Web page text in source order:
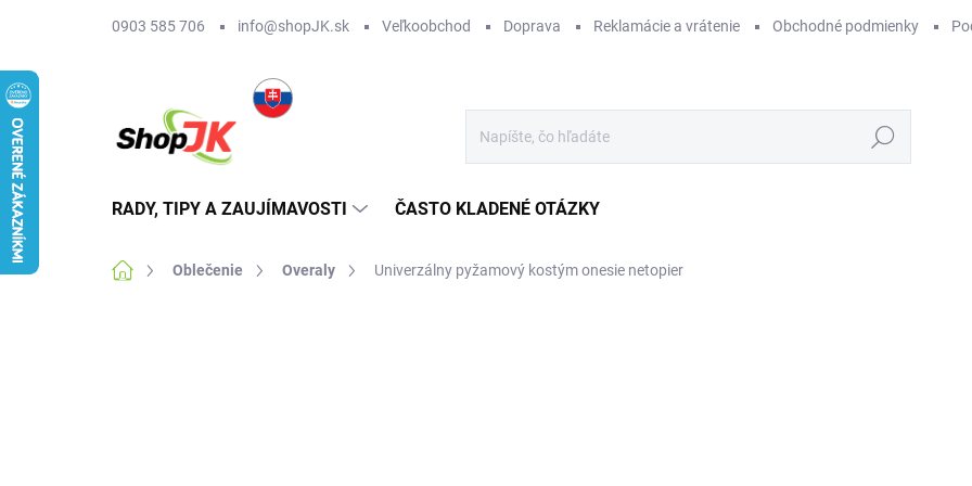
0903 585 706 info@shopJK.sk Veľkoobchod Doprava Reklamácie a vrátenie Obchodné podmienky
Hľadať
RADY, TIPY A ZAUJÍMAVOSTI ČASTO KLADENÉ OTÁZKY
DomovOblečenie Overaly Univerzálny pyžamový kostým onesie netopier